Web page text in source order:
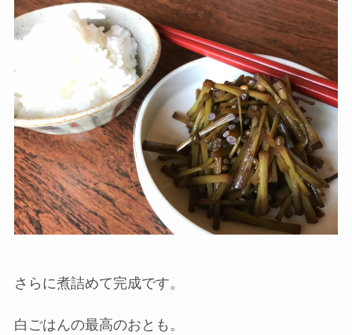
さらに煮詰めて完成です。
白ごはんの最高のおとも。